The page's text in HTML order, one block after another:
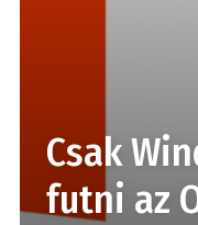
Csak
futni az